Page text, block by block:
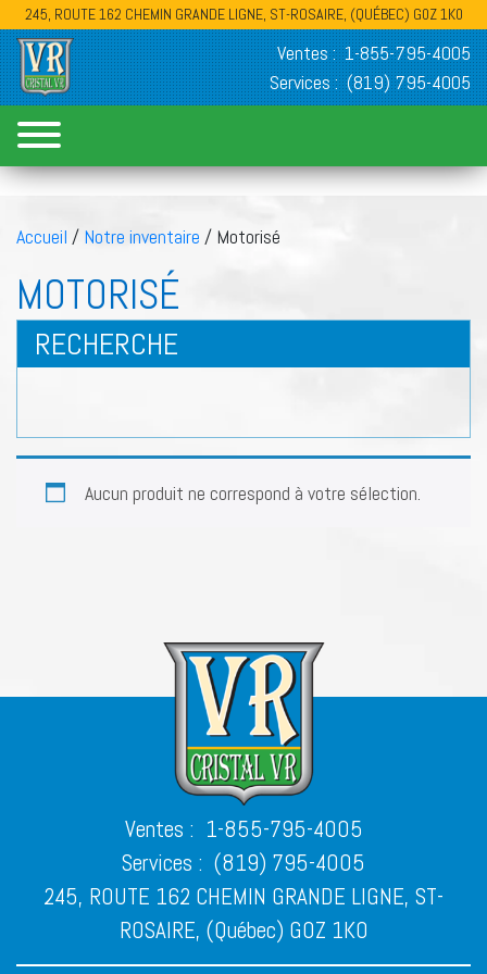
245, ROUTE 162 CHEMIN GRANDE LIGNE, ST-ROSAIRE, (QUÉBEC) G0Z 1K0
Ventes : 1-855-795-4005
Services : (819) 795-4005
Accueil / Notre inventaire / Motorisé
MOTORISÉ
RECHERCHE
Aucun produit ne correspond à votre sélection.
Ventes : 1-855-795-4005
Services : (819) 795-4005
245, ROUTE 162 CHEMIN GRANDE LIGNE, ST-
ROSAIRE, (Québec) G0Z 1K0